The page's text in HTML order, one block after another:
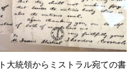
大統領からミストラル宛ての書